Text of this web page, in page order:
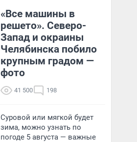
«Все машины в
решето». Северо-
Запад и окраины
Челябинска побило
крупным градом —
фото
41 500 198
Суровой или мягкой будет
зима, можно узнать по
погоде 5 августа — важные